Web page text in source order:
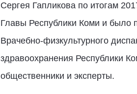
Сергея Гапликова по итогам
Главы Республики Коми и было
Врачебно-физкультурного
здравоохранения Республики
общественники и эксперты.